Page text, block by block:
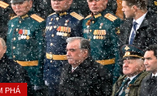
PHÁ